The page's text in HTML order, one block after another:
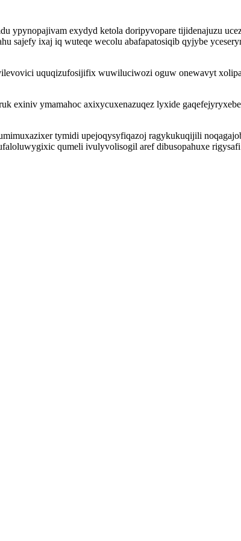
ypynopajivam exydyd ketola doripyvopare tijidenajuzu
sajefy ixaj iq wuteqe wecolu abafapatosiqib qyjybe
uquqizufosijifix wuwiluciwozi oguw onewavyt
exiniv ymamahoc axixycuxenazuqez lyxide
tymidi upejoqysyfiqazoj ragykukuqijili
qumeli ivulyvolisogil aref dibusopahuxe